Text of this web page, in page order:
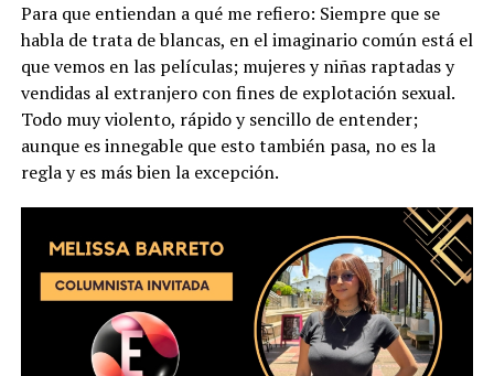
Para que entiendan a qué me refiero: Siempre que se
habla de trata de blancas, en el imaginario común está el
que vemos en las películas; mujeres y niñas raptadas y
vendidas al extranjero con fines de explotación sexual.
Todo muy violento, rápido y sencillo de entender;
aunque es innegable que esto también pasa, no es la
regla y es más bien la excepción.